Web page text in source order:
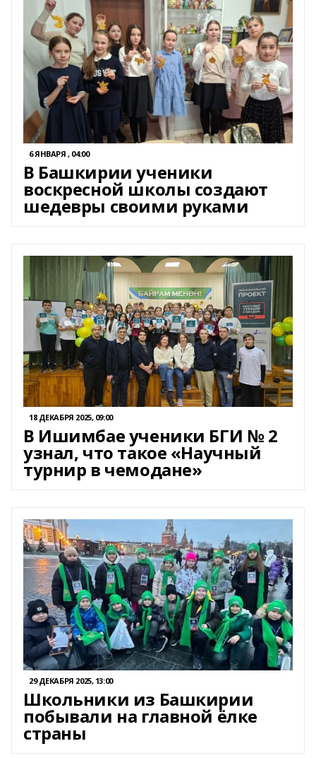
6 ЯНВАРЯ , 04:00
В Башкирии ученики
воскресной школы создают
шедевры своими руками
18 ДЕКАБРЯ 2025, 09:00
В Ишимбае ученики БГИ № 2
узнал, что такое «Научный
турнир в чемодане»
29 ДЕКАБРЯ 2025, 13:00
Школьники из Башкирии
побывали на главной ёлке
страны